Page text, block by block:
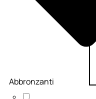
Abbronzanti